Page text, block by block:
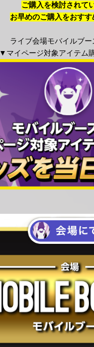
ご購入を検討されて
お早めのご購入をおすす
ライブ会場モバイルブー
▼マイページ対象アイテム